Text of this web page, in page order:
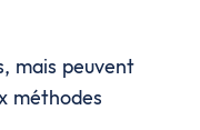
mais peuvent
méthodes